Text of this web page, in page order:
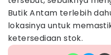
Butik Antam terlebih
lokasinya untuk
ketersediaan stok.